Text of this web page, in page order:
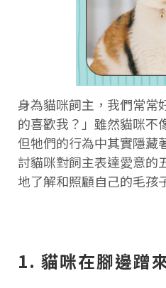
身為貓咪飼主，我們常常
的喜歡我？」雖然貓咪不
但牠們的行為中其實隱藏
討貓咪對飼主表達愛意的
地了解和照顧自己的毛孩
1. 貓咪在腳邊蹭